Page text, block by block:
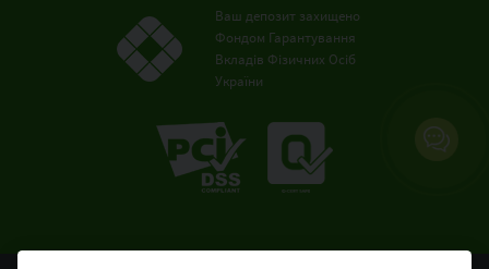
Ваш депозит захищено
Фондом Гарантування
Вкладів Фізичних Осіб
України